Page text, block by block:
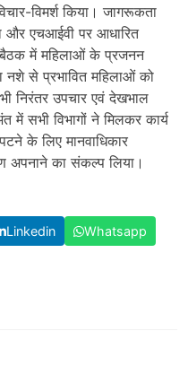
विमर्श किया। जागरूकता
और एचआईवी पर आधारित
में महिलाओं के प्रजनन
नशे से प्रभावित महिलाओं को
निरंतर उपचार एवं देखभाल
में सभी विभागों ने मिलकर कार्य
के लिए मानवाधिकार
अपनाने का संकल्प लिया।
Linkedin
Whatsapp